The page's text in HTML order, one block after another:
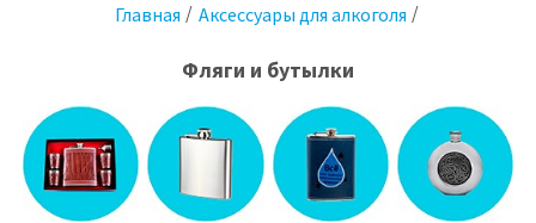
Главная Аксессуары для алкоголя
Фляги и бутылки